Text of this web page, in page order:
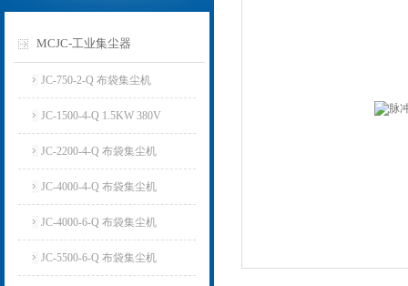
MCJC-工业集尘器
JC-750-2-Q 布袋集尘机
JC-1500-4-Q 1.5KW 380V
JC-2200-4-Q 布袋集尘机
JC-4000-4-Q 布袋集尘机
JC-4000-6-Q 布袋集尘机
JC-5500-6-Q 布袋集尘机